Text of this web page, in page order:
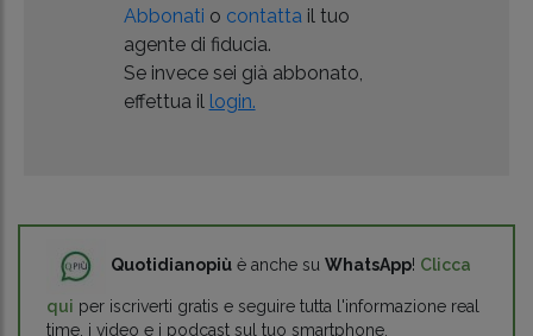
Abbonati o contatta il tuo
agente di fiducia.
Se invece sei già abbonato,
effettua il login.
Quotidianopiù è anche su WhatsApp! Clicca
qui per iscriverti gratis e seguire tutta l'informazione real
time, i video e i podcast sul tuo smartphone.